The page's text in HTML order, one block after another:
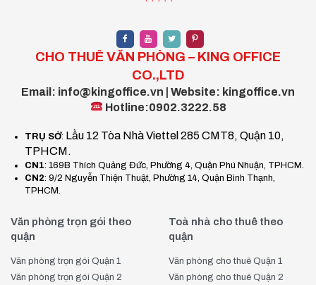
Coworking space (Không gian làm việc chung)
Đây là loại hình phổ biến, nơi bạn có thể chia sẻ không gian
gian này thường rất linh hoạt và phù hợp với các
freelancer, nhóm khởi nghiệp hoặc các doanh nghiệp vừa
Văn phòng riêng
tĩnh để làm việc mà không bị ảnh hưởng bởi tiếng ồn hay
sự xáo trộn, văn phòng riêng tại Quận 6 là một sự lựa chọn
nghi đầy đủ để làm việc hiệu quả.
Văn phòng ảo
: Nếu bạn chỉ cần có một địa chỉ đăng ký
kinh doanh mà không cần sử dụng không gian làm việc,
văn phòng ảo tại Quận 6 sẽ là sự lựa chọn phù hợp. Dịch
CHO THUÊ VĂN PHÒNG – KING OFFICE
CO.,LTD
Email: info@kingoffice.vn | Website: kingoffice.vn
Hotline:0902.3222.58
TRỤ SỞ: Lầu 12 Tòa Nhà Viettel 285 CMT8, Quận 10,
TPHCM.
CN1: 169B Thích Quảng Đức, Phường 4, Quận Phú Nhuận, TPHCM.
CN2: 9/2 Nguyễn Thiện Thuật, Phường 14, Quận Bình Thạnh,
TPHCM.
Văn phòng trọn gói theo
quận
Văn phòng trọn gói Quận 1
Văn phòng trọn gói Quận 2
Toà nhà cho thuê theo
quận
Văn phòng cho thuê Quận 1
Văn phòng cho thuê Quận 2